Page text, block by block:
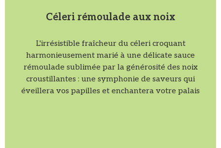
Céleri rémoulade aux noix
L'irrésistible fraîcheur du céleri croquant
harmonieusement marié à une délicate sauce
rémoulade sublimée par la générosité des noix
croustillantes : une symphonie de saveurs qui
éveillera vos papilles et enchantera votre palais